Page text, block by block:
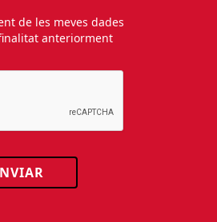
de les meves dades
anteriorment